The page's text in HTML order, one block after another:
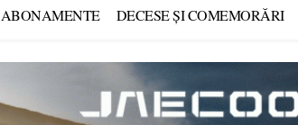
ABONAMENTE DECESE ȘI COMEMORĂRI